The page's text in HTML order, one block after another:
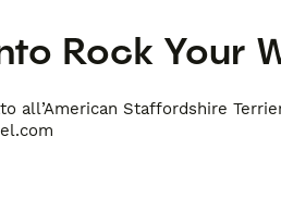
Rock Your
all’American Staffordshire